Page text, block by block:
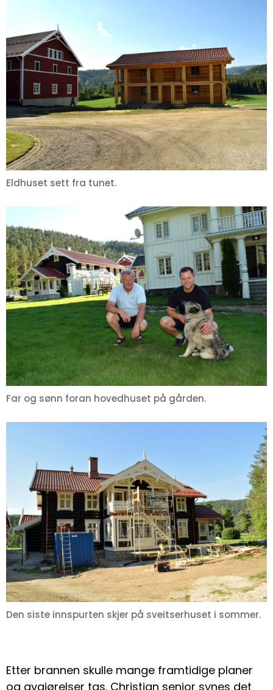
Eldhuset sett fra tunet.
Far og sønn foran hovedhuset på gården.
Den siste innspurten skjer på sveitserhuset i sommer.
Etter brannen skulle mange framtidige planer
og avgjørelser tas. Christian senior synes det